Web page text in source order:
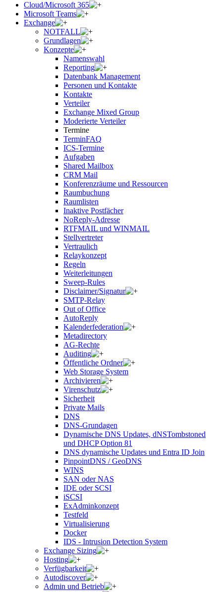
Cloud/Microsoft 365
Microsoft Teams
Exchange
NOTFALL
Grundlagen
Konzepte
Namenswahl
Reporting
Datenbank Management
Personen und Kontakte
Kontakte
Verteiler
Exchange Mixed Group
Moderierte Verteiler
Termine
TerminFAQ
ICS-Termine
Aufgaben
Shared Mailbox
CRM Mail
Konferenzräume und Ressourcen
Raumbuchung
Raumlisten
Inaktive Postfächer
NoReply-Adresse
RTFMAIL und WINMAIL
Stellvertreter
Vertraulich
Relaykonzept
Regeln
Weiterleitungen
Sweep-Rules
Disclaimer/Signatur
SMTP-Relay
Out of Office
AutoReply
Kalenderfederation
Metadirectory
AG-Rechte
Auditing
Öffentliche Ordner
Web Storage System
Archivieren
Virenschutz
Sicherheit
Private Mails
DNS
DNS-Grundagen
Dynamische DNS Updates, dNSTombstoned
und DHCP Option 81
DNS dynamische Updates und Entra ID Join
PinpointDNS / GeoDNS
WINS
SAN oder NAS
IDE oder SCSI
iSCSI
ExAdminkonzept
Testfeld
Virtualisierung
Docker
IDS - Intrusion Detection System
Exchange Sizing
Hosting
Verfügbarkeit
Autodiscover
Admin und Betrieb